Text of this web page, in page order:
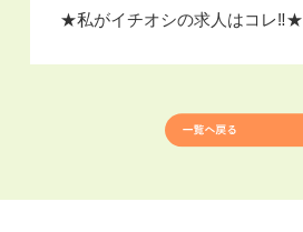
★私がイチオシの求人はコレ‼★